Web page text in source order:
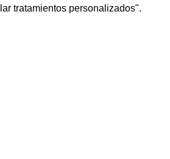
tratamientos personalizados".